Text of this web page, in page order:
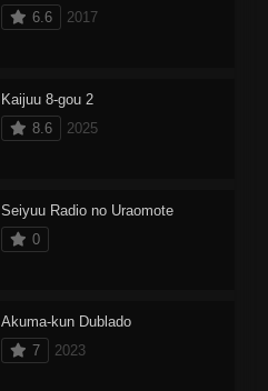
6.6
2017
Kaijuu 8-gou 2
8.6
2025
Seiyuu Radio no Uraomote
0
Akuma-kun Dublado
7
2023